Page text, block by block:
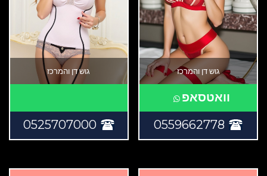
גוש דן והמרכז
וואטסאפ
0559662778
גוש דן והמרכז
0525707000